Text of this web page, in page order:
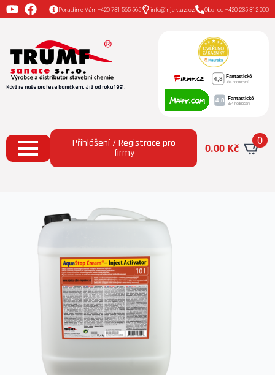
Poradíme Vám +420 731 565 565 info@injektaz.cz Obchod +420 235 312 000
Když je naše profese koníčkem. Již od roku 1991.
Přihlášení / Registrace pro
firmy 0.00 Kč
0